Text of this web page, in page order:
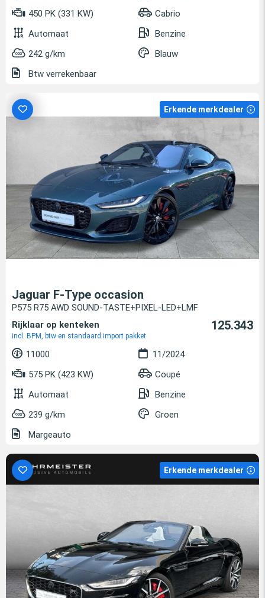
450 PK (331 KW)
Cabrio
Automaat
Benzine
242 g/km
Blauw
Btw verrekenbaar
Erkende merkdealer
Jaguar F-Type occasion
P575 R75 AWD SOUND-TASTE+PIXEL-LED+LMF
Rijklaar op kenteken
incl. BPM, btw en standaard import pakket
125.343
11000
11/2024
575 PK (423 KW)
Coupé
Automaat
Benzine
239 g/km
Groen
Margeauto
Erkende merkdealer